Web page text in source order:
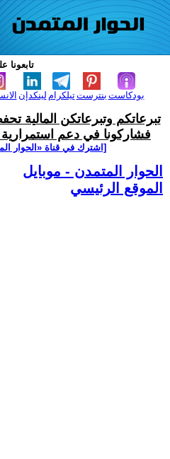
تابعونا
لينكدإن تيلكرامبنترست بودكاست
تبرعاتكم وتبرعاتكن المالية
فشاركونا في دعم استمرارية
[اشترك في قناة ‫«الحوار
الحوار المتمدن - موبايل
الموقع الرئيسي